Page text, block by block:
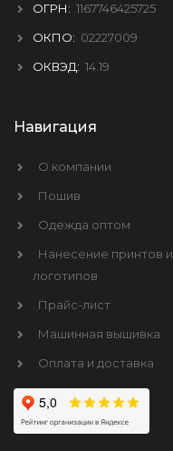
ОГРН: 1167746425725
ОКПО: 02227009
ОКВЭД: 14.19
Навигация
О компании
Пошив
Одежда оптом
Нанесение принтов и
логотипов
Прайс-лист
Машинная вышивка
Оплата и доставка